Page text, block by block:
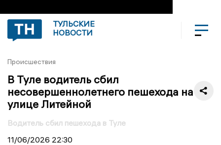
ТУЛЬСКИЕ
НОВОСТИ
Происшествия
В Туле водитель сбил
несовершеннолетнего пешехода на
улице Литейной
Водитель сбил пешехода в Туле
11/06/2026 22:30